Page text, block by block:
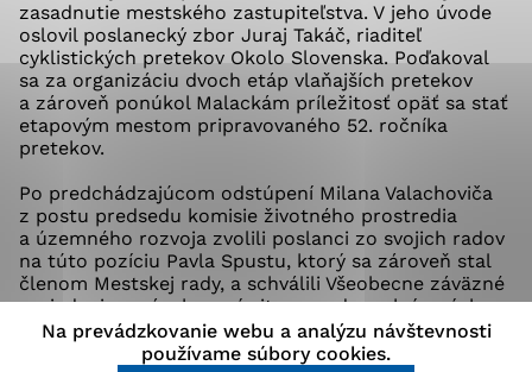
zasadnutie mestského zastupiteľstva. V jeho úvode
oslovil poslanecký zbor Juraj Takáč, riaditeľ
cyklistických pretekov Okolo Slovenska. Poďakoval
sa za organizáciu dvoch etáp vlaňajších pretekov
a zároveň ponúkol Malackám príležitosť opäť sa stať
etapovým mestom pripravovaného 52. ročníka
pretekov.
Po predchádzajúcom odstúpení Milana Valachoviča
z postu predsedu komisie životného prostredia
a územného rozvoja zvolili poslanci zo svojich radov
na túto pozíciu Pavla Spustu, ktorý sa zároveň stal
členom Mestskej rady, a schválili Všeobecne záväzné
nariadenie o zásobovaní pitnou vodou v krízových
situáciách. Ďalší návrh VZN – o určení pravidiel času
predaja a prevádzky služieb – poslanecký zbor
Na prevádzkovanie webu a analýzu návštevnosti
používame súbory cookies.
stránke a prístup k zabezpečeným oblastiam webovej
stránky. Bez týchto súborov cookie nemôže web
správne fungovať.
Analytické cookies
pochopiť, ako návštevníci stránok stránku používajú,
aby mohol stránky optimalizovať a ponúknuť im lepšiu
skúsenosť. Všetky dáta sa zbierajú anonymne a nie je
možné ich spojiť s konkrétnou osobou.
Povoliť všetko